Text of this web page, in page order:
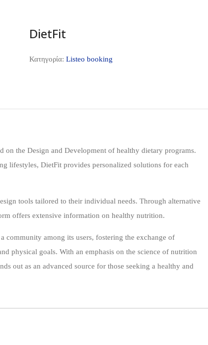
DietFit
Κατηγορία: Listeo booking
on the Design and Development of healthy dietary programs.
lifestyles, DietFit provides personalized solutions for each
tools tailored to their individual needs. Through alternative
offers extensive information on healthy nutrition.
community among its users, fostering the exchange of
physical goals. With an emphasis on the science of nutrition
out as an advanced source for those seeking a healthy and